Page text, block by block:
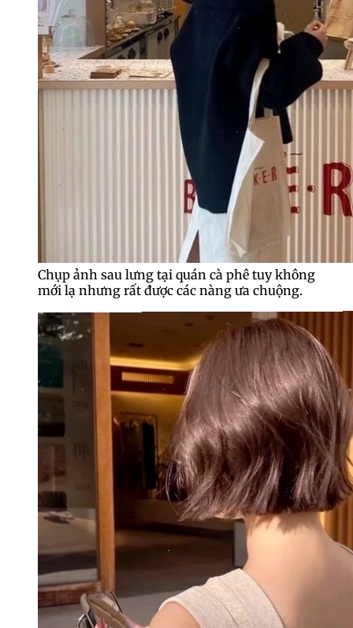
Chụp ảnh sau lưng tại quán cà phê tuy không
mới lạ nhưng rất được các nàng ưa chuộng.